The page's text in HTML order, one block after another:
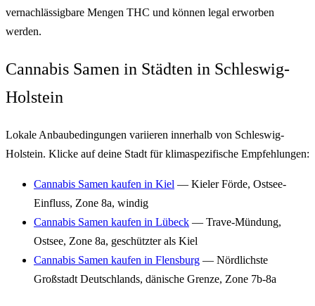
vernachlässigbare Mengen THC und können legal erworben
werden.
Cannabis Samen in Städten in Schleswig-
Holstein
Lokale Anbaubedingungen variieren innerhalb von Schleswig-
Holstein. Klicke auf deine Stadt für klimaspezifische Empfehlungen:
Cannabis Samen kaufen in Kiel — Kieler Förde, Ostsee-
Einfluss, Zone 8a, windig
Cannabis Samen kaufen in Lübeck — Trave-Mündung,
Ostsee, Zone 8a, geschützter als Kiel
Cannabis Samen kaufen in Flensburg — Nördlichste
Großstadt Deutschlands, dänische Grenze, Zone 7b-8a